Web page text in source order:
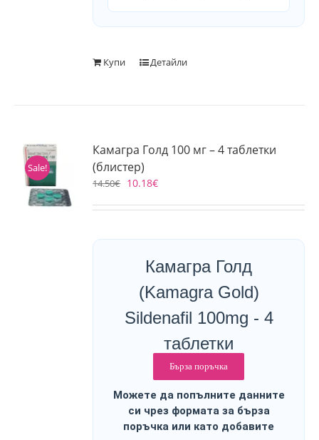
Купи Детайли
Sale!
Камагра Голд 100 мг – 4 таблетки
(блистер)
14.50€ 10.18€
Камагра Голд
(Kamagra Gold)
Sildenafil 100mg - 4
таблетки
Бърза поръчка
Можете да попълните данните
си чрез формата за бърза
поръчка или като добавите